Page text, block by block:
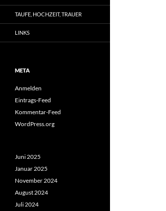
TAUFE, HOCHZEIT, TRAUER
LINKS
META
Anmelden
Eintrags-Feed
Kommentar-Feed
WordPress.org
Juni 2025
Januar 2025
November 2024
August 2024
Juli 2024